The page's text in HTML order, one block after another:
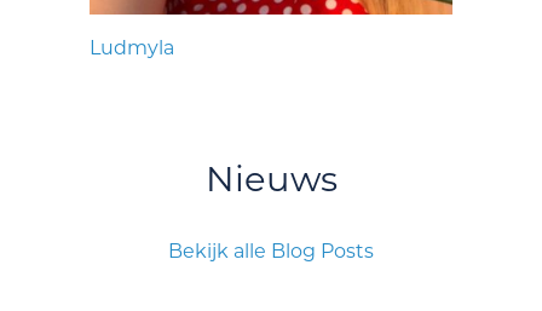
Ludmyla
Nieuws
Bekijk alle Blog Posts